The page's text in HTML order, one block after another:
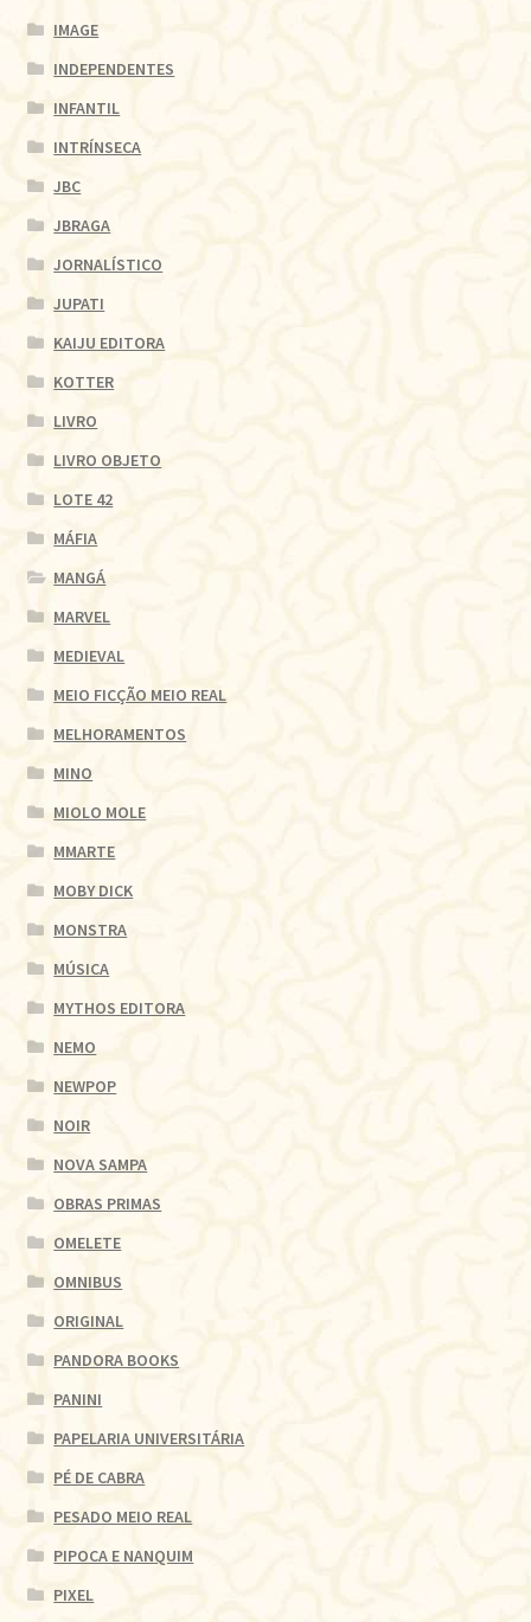
IMAGE
INDEPENDENTES
INFANTIL
INTRÍNSECA
JBC
JBRAGA
JORNALÍSTICO
JUPATI
KAIJU EDITORA
KOTTER
LIVRO
LIVRO OBJETO
LOTE 42
MÁFIA
MANGÁ
MARVEL
MEDIEVAL
MEIO FICÇÃO MEIO REAL
MELHORAMENTOS
MINO
MIOLO MOLE
MMARTE
MOBY DICK
MONSTRA
MÚSICA
MYTHOS EDITORA
NEMO
NEWPOP
NOIR
NOVA SAMPA
OBRAS PRIMAS
OMELETE
OMNIBUS
ORIGINAL
PANDORA BOOKS
PANINI
PAPELARIA UNIVERSITÁRIA
PÉ DE CABRA
PESADO MEIO REAL
PIPOCA E NANQUIM
PIXEL